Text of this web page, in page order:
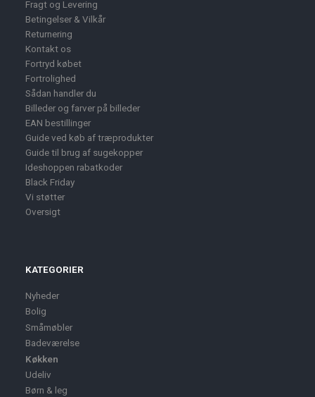
Fragt og Levering
Betingelser & Vilkår
Returnering
Kontakt os
Fortryd købet
Fortrolighed
Sådan handler du
Billeder og farver på billeder
EAN bestillinger
Guide ved køb af træprodukter
Guide til brug af sugekopper
Ideshoppen rabatkoder
Black Friday
Vi støtter
Oversigt
KATEGORIER
Nyheder
Bolig
Småmøbler
Badeværelse
Køkken
Udeliv
Børn & leg